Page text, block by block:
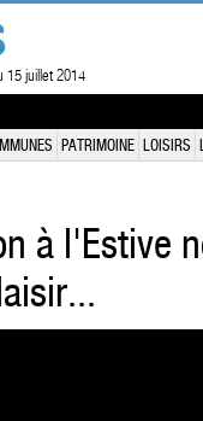
15 juillet 2014
PATRIMOINE LOISIRS
à l'Estive